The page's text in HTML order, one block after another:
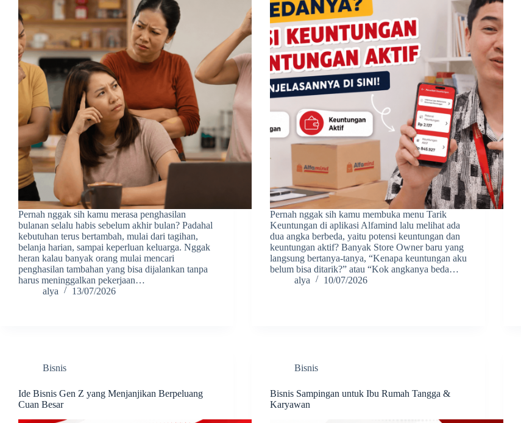
Pernah nggak sih kamu merasa penghasilan
bulanan selalu habis sebelum akhir bulan? Padahal
kebutuhan terus bertambah, mulai dari tagihan,
belanja harian, sampai keperluan keluarga. Nggak
heran kalau banyak orang mulai mencari
penghasilan tambahan yang bisa dijalankan tanpa
harus meninggalkan pekerjaan…
alya
13/07/2026
Pernah nggak sih kamu membuka menu Tarik
Keuntungan di aplikasi Alfamind lalu melihat ada
dua angka berbeda, yaitu potensi keuntungan dan
keuntungan aktif? Banyak Store Owner baru yang
langsung bertanya-tanya, “Kenapa keuntungan aku
belum bisa ditarik?” atau “Kok angkanya beda…
alya
10/07/2026
Bisnis
Ide Bisnis Gen Z yang Menjanjikan Berpeluang
Cuan Besar
Bisnis
Bisnis Sampingan untuk Ibu Rumah Tangga &
Karyawan